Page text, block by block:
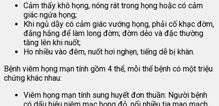
Cảm thấy khô họng, nóng rát trong họng hoặc có cảm
giác ngứa họng;
Khi ngủ dậy có cảm giác vướng họng, phải cố khạc đờm,
đằng hắng để làm long đờm; đờm dẻo và đặc thường
tăng lên khi nuốt;
Ho nhiều vào đêm, nuốt hơi nghẹn, tiếng dễ bị khàn.
Bệnh viêm họng mạn tính gồm 4 thể, mỗi thể bệnh có một triệu
chứng khác nhau:
Viêm họng mạn tính sung huyết đơn thuần: Người bệnh